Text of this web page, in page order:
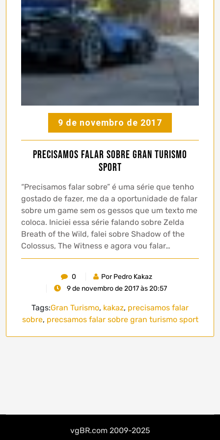
9 de novembro de 2017
Precisamos falar sobre Gran Turismo
Sport
“Precisamos falar sobre” é uma série que tenho
gostado de fazer, me da a oportunidade de falar
sobre um game sem os gessos que um texto me
coloca. Iniciei essa série falando sobre Zelda
Breath of the Wild, falei sobre Shadow of the
Colossus, The Witness e agora vou falar…
0
Por Pedro Kakaz
9 de novembro de 2017 às 20:57
Tags:Gran Turismo, kakaz, precisamos falar
sobre, precsamos falar sobre gran turismo sport
vgBR.com 2009-2025